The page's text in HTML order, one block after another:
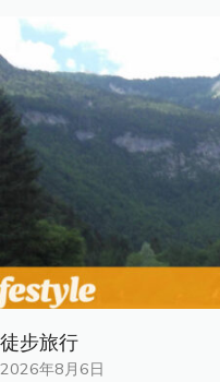
徒步旅行
2026年8月6日